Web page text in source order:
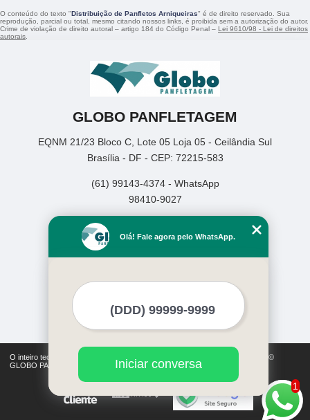
O conteúdo do texto "Distribuição de Panfletos Arniqueiras" é de direito reservado. Sua
reprodução, parcial ou total, mesmo citando nossos links, é proibida sem a autorização do autor.
Crime de violação de direito autoral – artigo 184 do Código Penal – Lei 9610/98 - Lei de direitos
autorais.
GLOBO PANFLETAGEM
EQNM 21/23 Bloco C, Lote 05 Loja 05 - Ceilândia Sul
Brasília - DF - CEP: 72215-583
(61) 99143-4374 - WhatsApp
98410-9027
Empresa
Missão
Mapa do site
O inteiro teor deste site está sujeito à proteção de direitos autorais. Copyright©
GLOBO PANFLETAGEM (Lei 9610 de 19/02/1998)
1
Olá! Fale agora pelo WhatsApp.
Iniciar conversa